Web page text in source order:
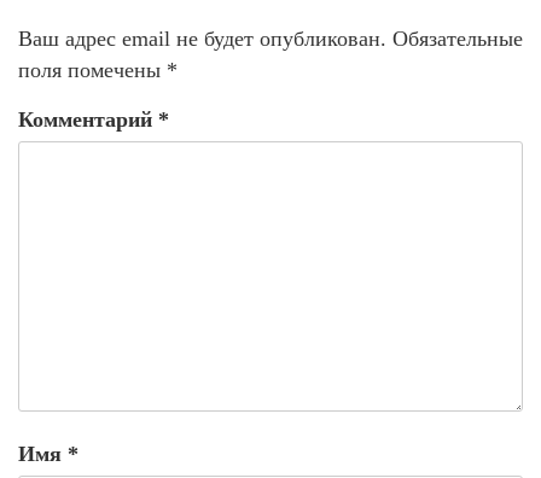
Ваш адрес email не будет опубликован. Обязательные
поля помечены *
Комментарий *
Имя *